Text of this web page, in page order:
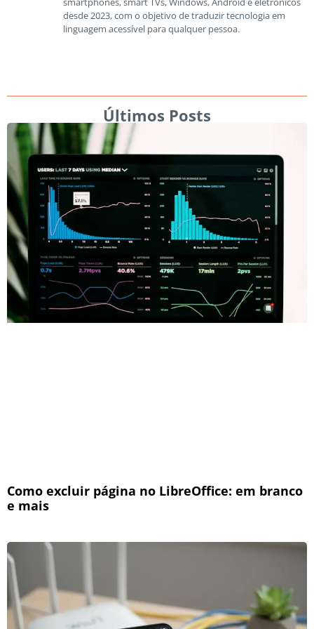
desde 2023, com o objetivo de traduzir tecnologia em
linguagem acessível para qualquer pessoa.
Últimos Posts
Como excluir página no LibreOffice: em branco
e mais